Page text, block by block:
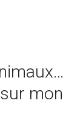
mon